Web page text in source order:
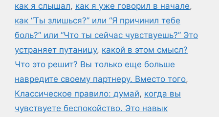
как я слышал, как я уже говорил в начале,
как “Ты злишься?” или “Я причинил тебе
боль?” или “Что ты сейчас чувствуешь?” Это
устраняет путаницу, какой в этом смысл?
Что это решит? Вы только еще больше
навредите своему партнеру. Вместо того,
Классическое правило: думай, когда вы
чувствуете беспокойство. Это навык